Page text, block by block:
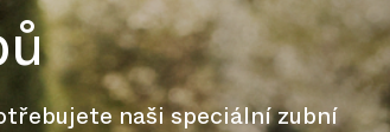
naši speciální zubní